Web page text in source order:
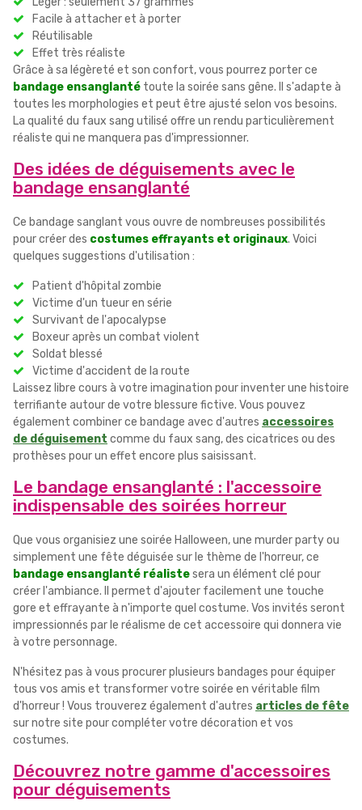
Facile à attacher et à porter
Réutilisable
Effet très réaliste
Grâce à sa légèreté et son confort, vous pourrez porter ce
bandage ensanglanté toute la soirée sans gêne. Il s'adapte à
toutes les morphologies et peut être ajusté selon vos besoins.
La qualité du faux sang utilisé offre un rendu particulièrement
réaliste qui ne manquera pas d'impressionner.
Des idées de déguisements avec le
bandage ensanglanté
Ce bandage sanglant vous ouvre de nombreuses possibilités
pour créer des costumes effrayants et originaux. Voici
quelques suggestions d'utilisation :
Patient d'hôpital zombie
Victime d'un tueur en série
Survivant de l'apocalypse
Boxeur après un combat violent
Soldat blessé
Victime d'accident de la route
Laissez libre cours à votre imagination pour inventer une histoire
terrifiante autour de votre blessure fictive. Vous pouvez
également combiner ce bandage avec d'autres accessoires
de déguisement comme du faux sang, des cicatrices ou des
prothèses pour un effet encore plus saisissant.
Le bandage ensanglanté : l'accessoire
indispensable des soirées horreur
Que vous organisiez une soirée Halloween, une murder party ou
simplement une fête déguisée sur le thème de l'horreur, ce
bandage ensanglanté réalistesera un élément clé pour
créer l'ambiance. Il permet d'ajouter facilement une touche
gore et effrayante à n'importe quel costume. Vos invités seront
impressionnés par le réalisme de cet accessoire qui donnera vie
à votre personnage.
N'hésitez pas à vous procurer plusieurs bandages pour équiper
tous vos amis et transformer votre soirée en véritable film
d'horreur ! Vous trouverez également d'autres articles de fête
sur notre site pour compléter votre décoration et vos
costumes.
Découvrez notre gamme d'accessoires
pour déguisements